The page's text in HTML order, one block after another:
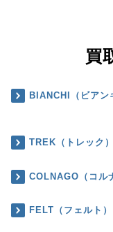
買
BIANCHI（ビアン
TREK（トレック）
COLNAGO（コル
FELT（フェルト）